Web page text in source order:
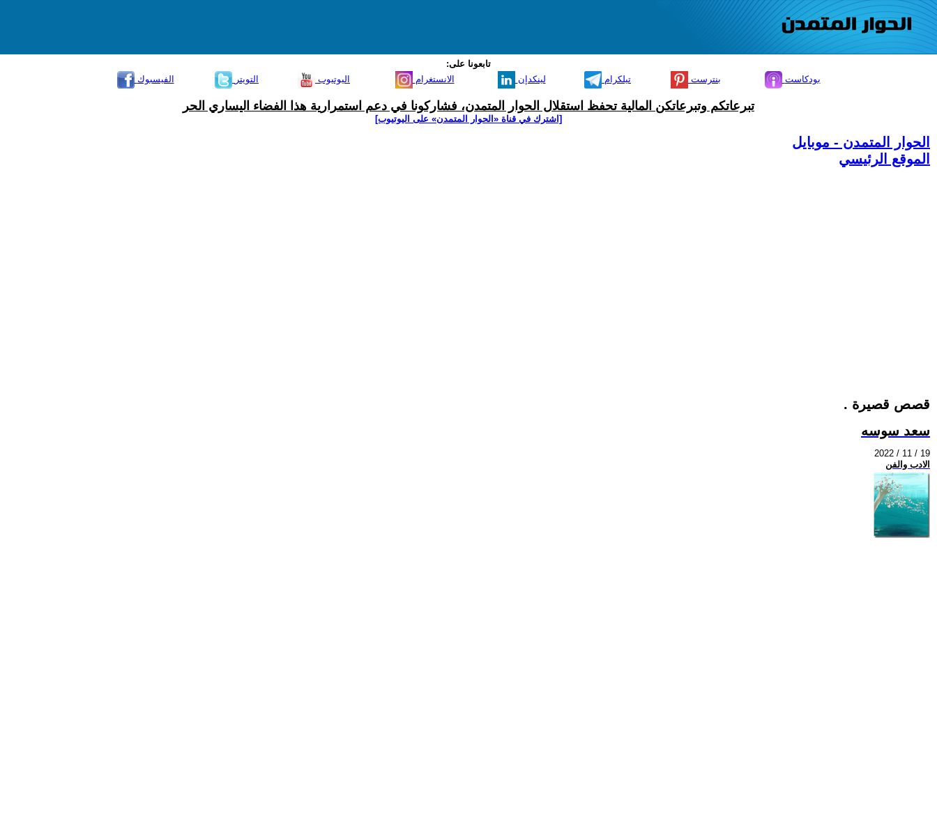
تابعونا على:
الفيسبوك
التويتر اليوتيوب الانستغرام لينكدإن تيلكرام بنترست بودكاست
تبرعاتكم وتبرعاتكن المالية تحفظ استقلال الحوار المتمدن، فشاركونا في دعم استمرارية هذا الفضاء اليساري الحر
[اشترك في قناة ‫«الحوار المتمدن» على اليوتيوب]
الحوار المتمدن - موبايل
الموقع الرئيسي
قصص قصيرة .‏
سعد سوسه
2022 / 11 / 19
الادب والفن